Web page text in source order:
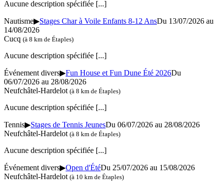
Aucune description spécifiée [...]
Nautisme▶Stages Char à Voile Enfants 8-12 AnsDu 13/07/2026 au
14/08/2026
Cucq (à 8 km de Étaples)
Aucune description spécifiée [...]
Événement divers▶Fun House et Fun Dune Été 2026Du
06/07/2026 au 28/08/2026
Neufchâtel-Hardelot (à 8 km de Étaples)
Aucune description spécifiée [...]
Tennis▶Stages de Tennis JeunesDu 06/07/2026 au 28/08/2026
Neufchâtel-Hardelot (à 8 km de Étaples)
Aucune description spécifiée [...]
Événement divers▶Open d'ÉtéDu 25/07/2026 au 15/08/2026
Neufchâtel-Hardelot (à 10 km de Étaples)